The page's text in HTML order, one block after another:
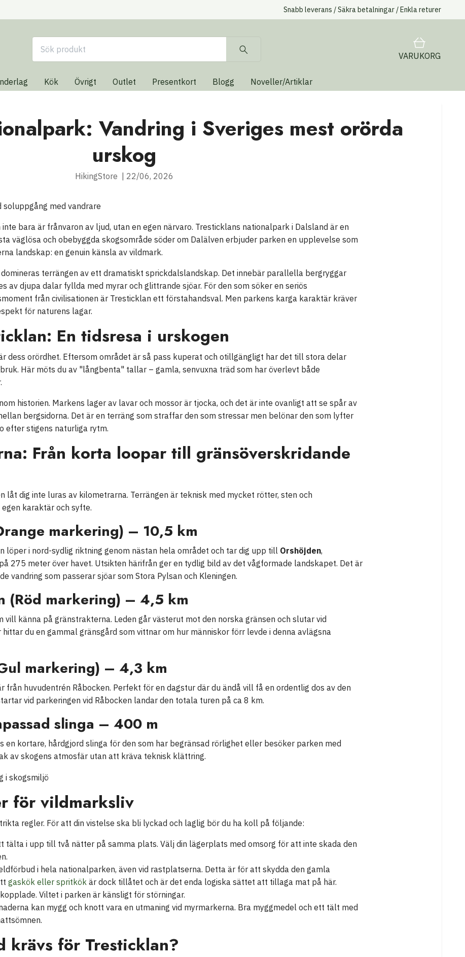
Snabb leverans / Säkra betalningar / Enkla returer
VARUKORG
Kök Övrigt Outlet Presentkort Blogg Noveller/Artiklar
Vandring i Sveriges mest orörda
urskog
HikingStore 22/06, 2026
bara är frånvaron av ljud, utan en egen närvaro. Tresticklans nationalpark i Dalsland är en
väglösa och obebyggda skogsområde söder om Dalälven erbjuder parken en upplevelse som
landskap: en genuin känsla av vildmark.
domineras terrängen av ett dramatiskt sprickdalslandskap. Det innebär parallella bergryggar
av djupa dalar fyllda med myrar och glittrande sjöar. För den som söker en seriös
från civilisationen är Tresticklan ett förstahandsval. Men parkens karga karaktär kräver
för naturens lagar.
En tidsresa i urskogen
dess orördhet. Eftersom området är så pass kuperat och otillgängligt har det till stora delar
Här möts du av "långbenta" tallar – gamla, senvuxna träd som har överlevt både
historien. Markens lager av lavar och mossor är tjocka, och det är inte ovanligt att se spår av
bergsidorna. Det är en terräng som straffar den som stressar men belönar den som lyfter
efter stigens naturliga rytm.
Från korta loopar till gränsöverskridande
låt dig inte luras av kilometrarna. Terrängen är teknisk med mycket rötter, sten och
karaktär och syfte.
markering) – 10,5 km
löper i nord-sydlig riktning genom nästan hela området och tar dig upp till Orshöjden,
275 meter över havet. Utsikten härifrån ger en tydlig bild av det vågformade landskapet. Det är
vandring som passerar sjöar som Stora Pylsan och Kleningen.
(Röd markering) – 4,5 km
vill känna på gränstrakterna. Leden går västerut mot den norska gränsen och slutar vid
hittar du en gammal gränsgård som vittnar om hur människor förr levde i denna avlägsna
markering) – 4,3 km
från huvudentrén Råbocken. Perfekt för en dagstur där du ändå vill få en ordentlig dos av den
vid parkeringen vid Råbocken landar den totala turen på ca 8 km.
slinga – 400 m
en kortare, hårdgjord slinga för den som har begränsad rörlighet eller besöker parken med
av skogens atmosfär utan att kräva teknisk klättring.
för vildmarksliv
regler. För att din vistelse ska bli lyckad och laglig bör du ha koll på följande:
tälta i upp till två nätter på samma plats. Välj din lägerplats med omsorg för att inte skada den
i hela nationalparken, även vid rastplatserna. Detta är för att skydda den gamla
gaskök eller spritkök är dock tillåtet och är det enda logiska sättet att tillaga mat på här.
Viltet i parken är känsligt för störningar.
kan mygg och knott vara en utmaning vid myrmarkerna. Bra myggmedel och ett tält med
krävs för Tresticklan?